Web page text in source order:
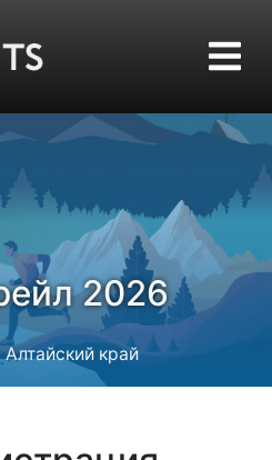
2026
Алтайский край